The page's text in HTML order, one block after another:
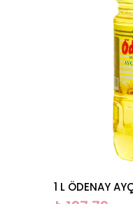
1 L ÖDENAY